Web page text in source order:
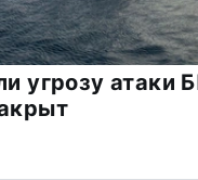
угрозу атаки